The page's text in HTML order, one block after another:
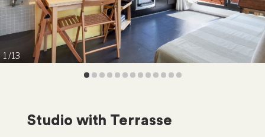
1 13
Studio with Terrasse